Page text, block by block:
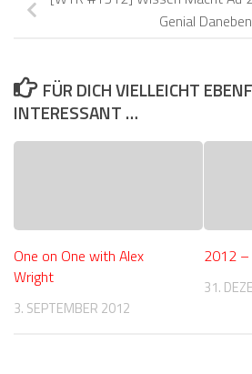
Genial
FÜR DICH VIELLEICHT
INTERESSANT …
One on One with Alex
Wright
3. SEPTEMBER 2012
2012 –
31.